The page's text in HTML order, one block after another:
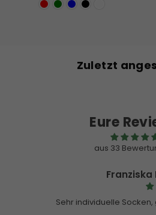
Zuletzt
Eure
aus 33
Pullover